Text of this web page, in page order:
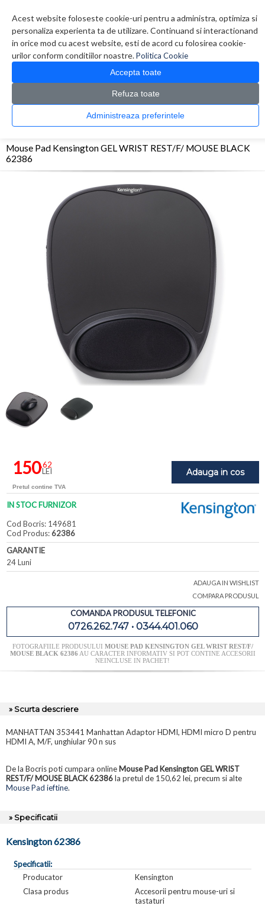
Acest website foloseste cookie-uri pentru a administra, optimiza si
personaliza experienta ta de utilizare. Continuand si interactionand
in orice mod cu acest website, esti de acord cu folosirea cookie-
urilor conform conditiilor noastre.Politica Cookie
Accepta toate
Refuza toate
Administreaza preferintele
0 produs(e)
CATALOG PRODUSE
> Mouse Pad >
Mouse Pad Kensington GEL WRIST REST/F/
Mouse Pad Kensington GEL WRIST REST/F/ MOUSE BLACK
62386
Adauga in cos
150,62
LEI
Pretul contine TVA
IN STOC FURNIZOR
Cod Bocris: 149681
Cod Produs:62386
GARANTIE
24 Luni
ADAUGA IN WISHLIST
COMPARA PRODUSUL
COMANDA PRODUSUL TELEFONIC
0726.262.747 • 0344.401.060
FOTOGRAFIILE PRODUSULUI MOUSE PAD KENSINGTON GEL WRIST REST/F/
MOUSE BLACK 62386 AU CARACTER INFORMATIV SI POT CONTINE ACCESORII
NEINCLUSE IN PACHET!
» Scurta descriere
MANHATTAN 353441 Manhattan Adaptor HDMI, HDMI micro D pentru
HDMI A, M/F, unghiular 90 n sus
De la Bocris poti cumpara online Mouse Pad Kensington GEL WRIST
REST/F/ MOUSE BLACK 62386la pretul de 150,62 lei, precum si alte
Mouse Pad ieftine.
» Specificatii
Kensington 62386
Specificatii:
Producator
Kensington
Clasa produs
Accesorii pentru mouse-uri si
tastaturi